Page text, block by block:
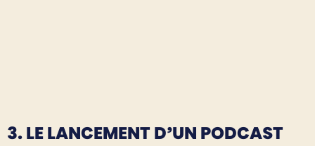
3. LE LANCEMENT D’UN PODCAST